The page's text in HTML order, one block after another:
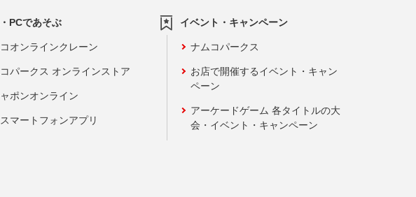
PCであそぶ
オンラインクレーン
パークス オンラインストア
ポンオンライン
マートフォンアプリ
イベント・キャンペーン
ナムコパークス
お店で開催するイベント・キャン
ペーン
アーケードゲーム 各タイトルの大
会・イベント・キャンペーン